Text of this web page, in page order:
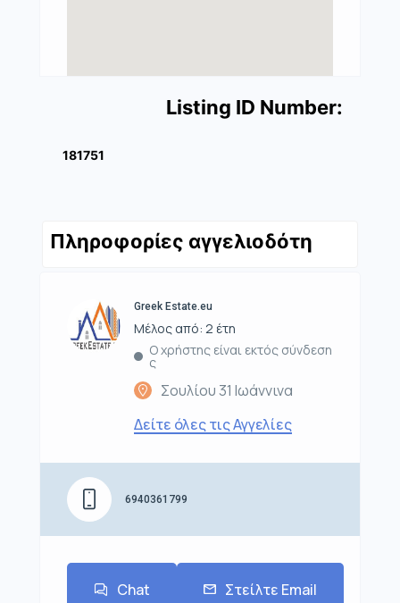
Listing ID Number:
181751
Πληροφορίες αγγελιοδότη
Greek Estate.eu
Μέλος από: 2 έτη
Ο χρήστης είναι εκτός σύνδεση
ς
Σουλίου 31 Ιωάννινα
Δείτε όλες τις Αγγελίες
6940361799
Chat Στείλτε Email